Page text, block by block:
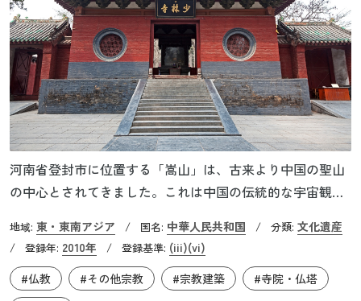
河南省登封市に位置する「嵩山」は、古来より中国の聖山
の中心とされてきました。これは中国の伝統的な宇宙観に
中国中原にある登封一帯」と考えられているためです。そ
の背景から、嵩山の麓に広がる登封一帯は、早くから王朝
が建てられており、中国文化の中心として栄えてきまし
地域: 東・東南アジア / 国名: 中華人民共和国 / 分類: 文化遺産
/ 登録年: 2010年 / 登録基準: (iii)(vi)
#仏教
#その他宗教 #宗教建築
#寺院・仏塔